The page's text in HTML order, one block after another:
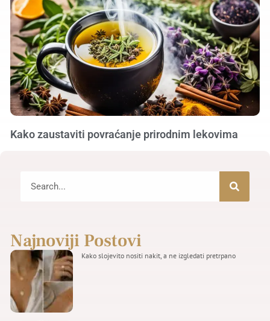
Kako zaustaviti povraćanje prirodnim lekovima
Najnoviji Postovi
Kako slojevito nositi nakit, a ne izgledati pretrpano